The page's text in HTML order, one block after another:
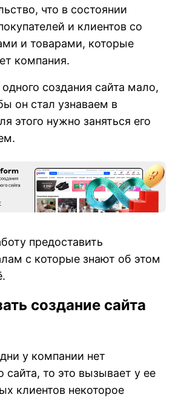
что в состоянии
и клиентов со
и товарами, которые
компания.
создания сайта мало,
он стал узнаваем в
этого нужно заняться его
предоставить
с которые знают об этом
создание сайта
у компании нет
сайта, то это вызывает у ее
клиентов некоторое